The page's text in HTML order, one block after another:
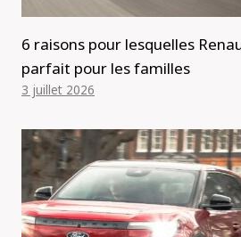
6 raisons pour lesquelles
parfait pour les familles
3 juillet 2026